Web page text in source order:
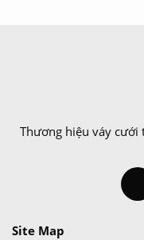
Thương hiệu váy cưới
Site Map